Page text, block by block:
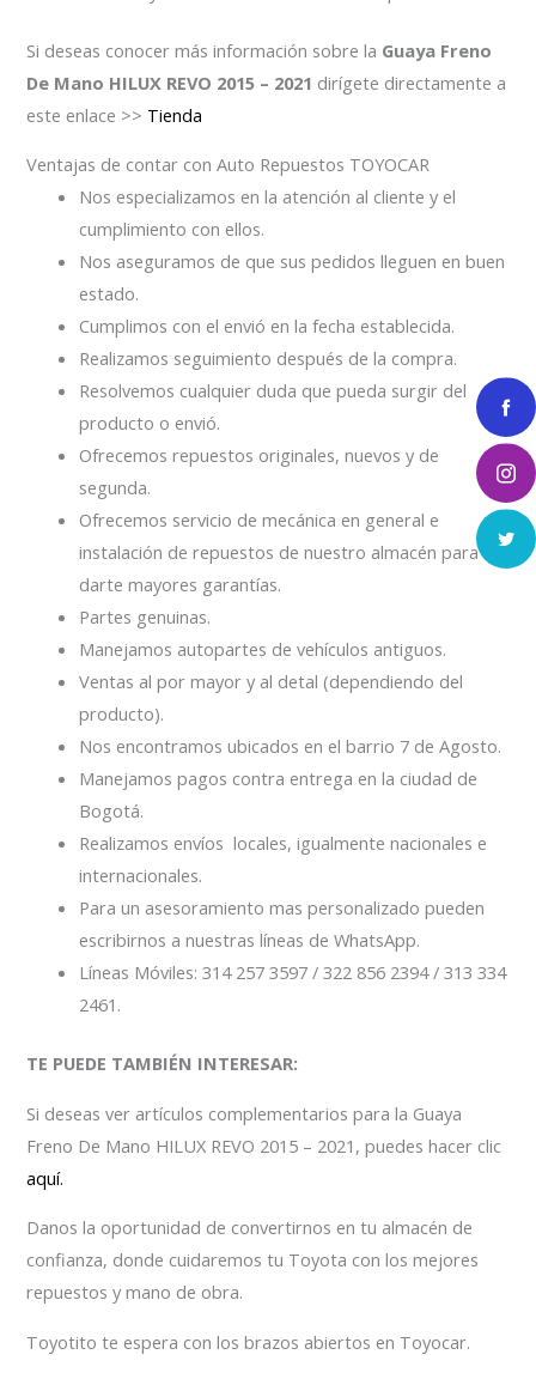
Si deseas conocer más información sobre la Guaya Freno
De Mano HILUX REVO 2015 – 2021 dirígete directamente a
este enlace >> Tienda
Ventajas de contar con Auto Repuestos TOYOCAR
Nos especializamos en la atención al cliente y el
cumplimiento con ellos.
Nos aseguramos de que sus pedidos lleguen en buen
estado.
Cumplimos con el envió en la fecha establecida.
Realizamos seguimiento después de la compra.
Resolvemos cualquier duda que pueda surgir del
producto o envió.
Ofrecemos repuestos originales, nuevos y de
segunda.
Ofrecemos servicio de mecánica en general e
instalación de repuestos de nuestro almacén para
darte mayores garantías.
Partes genuinas.
Manejamos autopartes de vehículos antiguos.
Ventas al por mayor y al detal (dependiendo del
producto).
Nos encontramos ubicados en el barrio 7 de Agosto.
Manejamos pagos contra entrega en la ciudad de
Bogotá.
Realizamos envíos locales, igualmente nacionales e
internacionales.
Para un asesoramiento mas personalizado pueden
escribirnos a nuestras líneas de WhatsApp.
Líneas Móviles: 314 257 3597 / 322 856 2394 / 313 334
2461.
TE PUEDE TAMBIÉN INTERESAR:
Si deseas ver artículos complementarios para la Guaya
Freno De Mano HILUX REVO 2015 – 2021, puedes hacer clic
aquí.
Danos la oportunidad de convertirnos en tu almacén de
confianza, donde cuidaremos tu Toyota con los mejores
repuestos y mano de obra.
Toyotito te espera con los brazos abiertos en Toyocar.